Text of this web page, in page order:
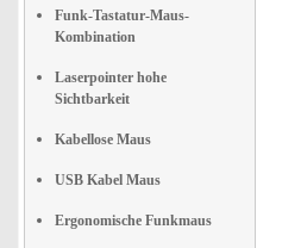
Funk-Tastatur-Maus-
Kombination
Laserpointer hohe
Sichtbarkeit
Kabellose Maus
USB Kabel Maus
Ergonomische Funkmaus